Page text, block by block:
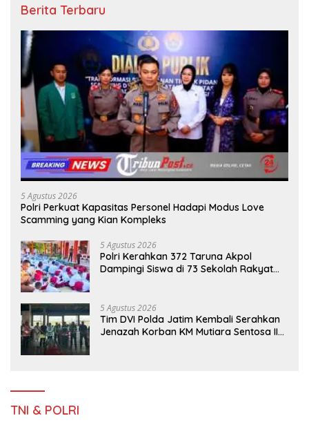
Berita Terbaru
5 Agustus 2026
Polri Perkuat Kapasitas Personel Hadapi Modus Love
Scamming yang Kian Kompleks
5 Agustus 2026
Polri Kerahkan 372 Taruna Akpol
Dampingi Siswa di 73 Sekolah Rakyat
5 Agustus 2026
Tim DVI Polda Jatim Kembali Serahkan
Jenazah Korban KM Mutiara Sentosa II
TNI & POLRI